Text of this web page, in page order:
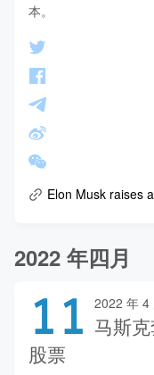
本。
Elon Musk raises
2022 年四月
11 2022 年 4
马斯
股票